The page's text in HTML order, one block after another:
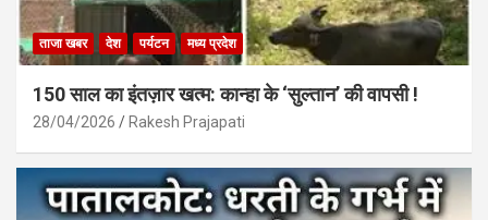
ताजा खबर देश पर्यटन मध्य प्रदेश
150 साल का इंतज़ार खत्म: कान्हा के ‘सुल्तान’ की वापसी !
28/04/2026 Rakesh Prajapati